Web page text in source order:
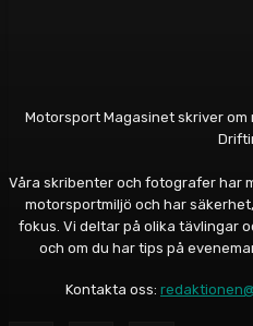
Motorsport Magasinet skriver
Våra skribenter och fotografer har
motorsportmiljö och har
fokus. Vi deltar på olika tävlingar
och om du har tips på
Kontakta oss: